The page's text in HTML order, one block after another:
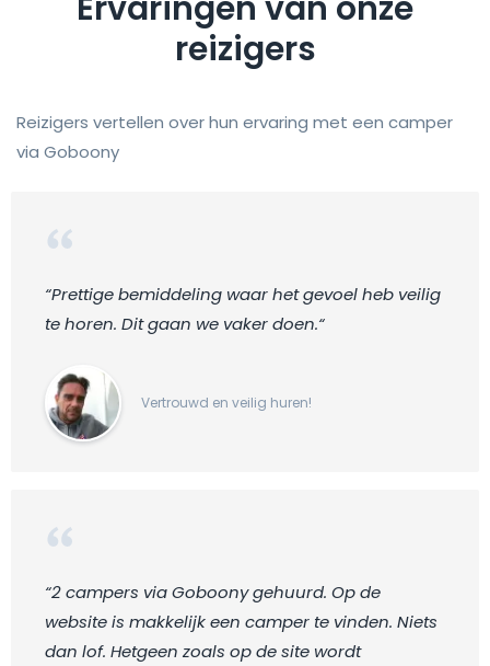
reizigers
Reizigers vertellen over hun ervaring met een camper
via Goboony
“Prettige bemiddeling waar het gevoel heb veilig
te horen. Dit gaan we vaker doen.“
Vertrouwd en veilig huren!
“2 campers via Goboony gehuurd. Op de
website is makkelijk een camper te vinden. Niets
dan lof. Hetgeen zoals op de site wordt